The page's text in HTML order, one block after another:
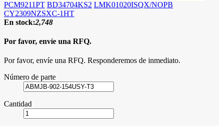
PCM9211PT BD34704KS2 LMK01020ISQX/NOPB
CY2309NZSXC-1HT
En stock:2,748
Por favor, envíe una RFQ.
Por favor, envíe una RFQ. Responderemos de inmediato.
Número de parte
Cantidad